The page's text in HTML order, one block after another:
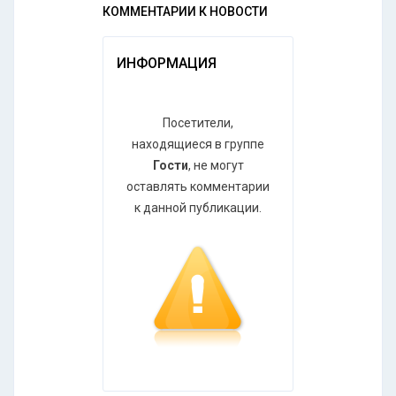
КОММЕНТАРИИ К НОВОСТИ
ИНФОРМАЦИЯ
Посетители,
находящиеся в группе
Гости, не могут
оставлять комментарии
к данной публикации.